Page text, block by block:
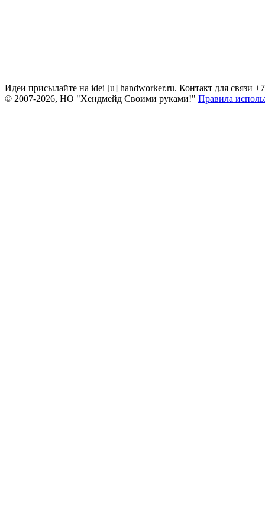
Идеи присылайте на idei [u] handworker.ru. Контакт для связи
© 2007-2026, НО "Хендмейд Своими руками!" Правила